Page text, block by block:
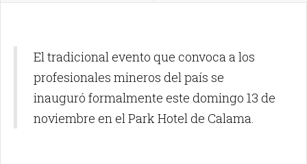
El tradicional evento que convoca a los
profesionales mineros del país se
inauguró formalmente este domingo 13 de
noviembre en el Park Hotel de Calama.